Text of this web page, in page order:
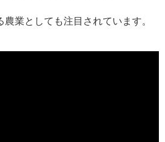
業としても注目されています。